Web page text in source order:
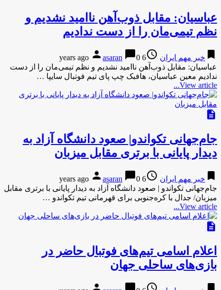
عباسیان: مقابل ذوب‌آهن ناامید نشدیم و
نظم تیمی‌مان را از دست ندادیم
bookmark خبر مهم ایران access_time
6 years ago
person asaran chat_bubble0
عباسیان: مقابل ذوب‌آهن ناامید نشدیم و نظم تیمی‌مان را از دست
ندادیم معین عباسیان، هافبک چپ پای تیم فوتبال سایپا …
View article...
description
جام‌جهانی تکواندو| صعود دانشگاه آزاد به
دیدار پایانی با برتری مقابل میزبان
bookmark خبر مهم ایران access_time
6 years ago
person asaran chat_bubble0
جام‌جهانی تکواندو | صعود دانشگاه آزاد به دیدار پایانی با برتری مقابل
میزبان/ جدال با کره‌جنوبی برای قهرمانی تیم تکواندو …
View article...
description
اعلام اسامی تیم‌های فوتبال حاضر در
بازی‌های ساحلی جهان
bookmark
access_time
person chat_bubble